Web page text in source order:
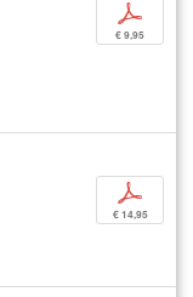
p
€ 9,95
p
€ 14,95